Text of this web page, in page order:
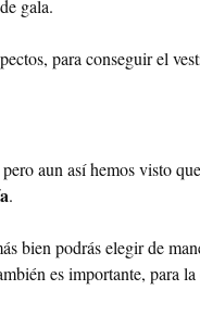
gala.
para conseguir el
aun así hemos visto
.
bien podrás elegir de
es importante, para